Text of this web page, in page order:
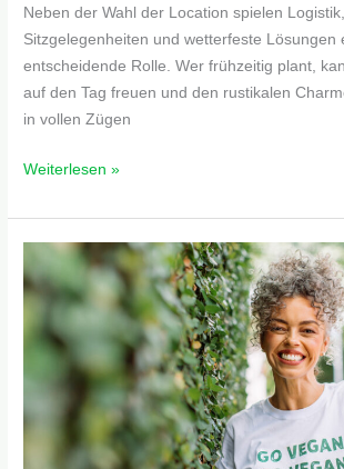
Neben der Wahl der Location spielen Logistik,
Sitzgelegenheiten und wetterfeste Lösungen
entscheidende Rolle. Wer frühzeitig plant,
auf den Tag freuen und den rustikalen
in vollen Zügen
Weiterlesen »
Vegan
leben
–
mehr